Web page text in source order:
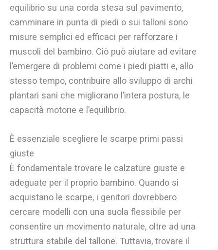
equilibrio su una corda stesa sul pavimento,
camminare in punta di piedi o sui talloni sono
misure semplici ed efficaci per rafforzare i
muscoli del bambino. Ciò può aiutare ad evitare
l’emergere di problemi come i piedi piatti e, allo
stesso tempo, contribuire allo sviluppo di archi
plantari sani che migliorano l’intera postura, le
capacità motorie e l’equilibrio.
È essenziale scegliere le scarpe primi passi
giuste
È fondamentale trovare le calzature giuste e
adeguate per il proprio bambino. Quando si
acquistano le scarpe, i genitori dovrebbero
cercare modelli con una suola flessibile per
consentire un movimento naturale, oltre ad una
struttura stabile del tallone. Tuttavia, trovare il